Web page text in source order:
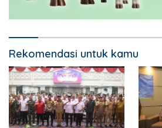
Rekomendasi untuk kamu